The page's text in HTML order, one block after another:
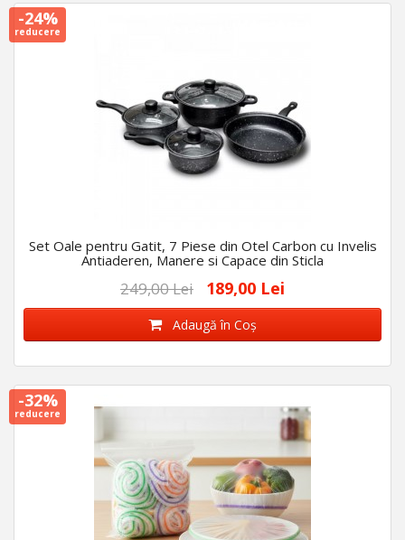
-24%
reducere
Set Oale pentru Gatit, 7 Piese din Otel Carbon cu Invelis
Antiaderen, Manere si Capace din Sticla
249,00 Lei 189,00 Lei
Adaugă în Coş
-32%
reducere